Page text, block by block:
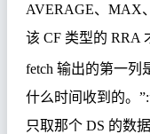
AVERAGE、 MAX、
该 CF 类型的 RRA
fetch 输出的第一列
什么时间收到的。
只取那个DS 的数